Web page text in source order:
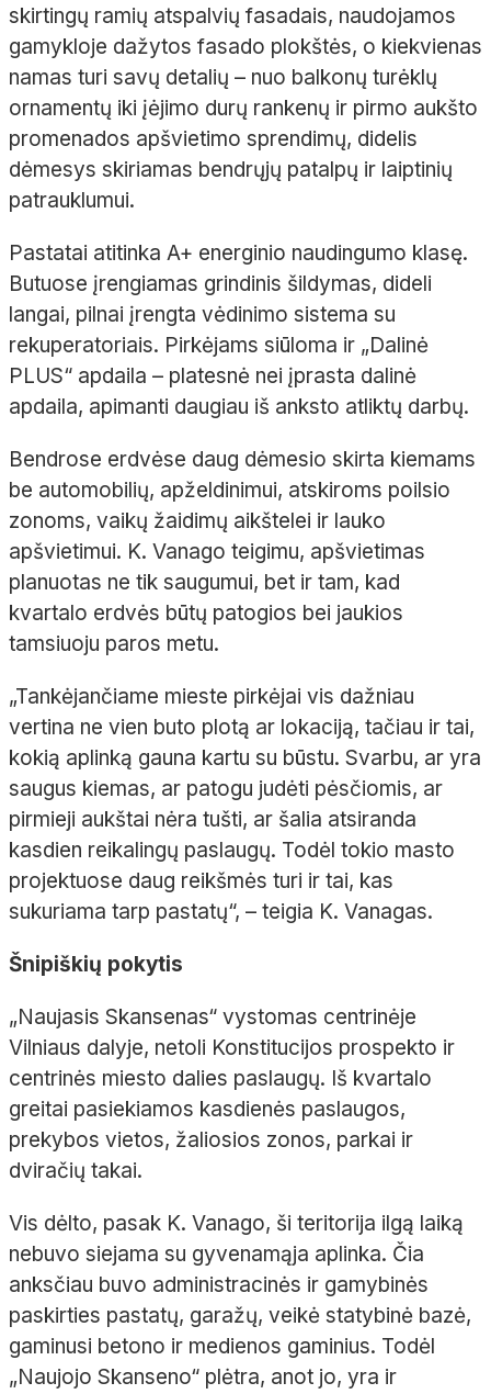
skirtingų ramių atspalvių fasadais, naudojamos
gamykloje dažytos fasado plokštės, o kiekvienas
namas turi savų detalių – nuo balkonų turėklų
ornamentų iki įėjimo durų rankenų ir pirmo aukšto
promenados apšvietimo sprendimų, didelis
dėmesys skiriamas bendrųjų patalpų ir laiptinių
patrauklumui.
Pastatai atitinka A+ energinio naudingumo klasę.
Butuose įrengiamas grindinis šildymas, dideli
langai, pilnai įrengta vėdinimo sistema su
rekuperatoriais. Pirkėjams siūloma ir „Dalinė
PLUS“ apdaila – platesnė nei įprasta dalinė
apdaila, apimanti daugiau iš anksto atliktų darbų.
Bendrose erdvėse daug dėmesio skirta kiemams
be automobilių, apželdinimui, atskiroms poilsio
zonoms, vaikų žaidimų aikštelei ir lauko
apšvietimui. K. Vanago teigimu, apšvietimas
planuotas ne tik saugumui, bet ir tam, kad
kvartalo erdvės būtų patogios bei jaukios
tamsiuoju paros metu.
„Tankėjančiame mieste pirkėjai vis dažniau
vertina ne vien buto plotą ar lokaciją, tačiau ir tai,
kokią aplinką gauna kartu su būstu. Svarbu, ar yra
saugus kiemas, ar patogu judėti pėsčiomis, ar
pirmieji aukštai nėra tušti, ar šalia atsiranda
kasdien reikalingų paslaugų. Todėl tokio masto
projektuose daug reikšmės turi ir tai, kas
sukuriama tarp pastatų“, – teigia K. Vanagas.
Šnipiškių pokytis
„Naujasis Skansenas“ vystomas centrinėje
Vilniaus dalyje, netoli Konstitucijos prospekto ir
centrinės miesto dalies paslaugų. Iš kvartalo
greitai pasiekiamos kasdienės paslaugos,
prekybos vietos, žaliosios zonos, parkai ir
dviračių takai.
Vis dėlto, pasak K. Vanago, ši teritorija ilgą laiką
nebuvo siejama su gyvenamąja aplinka. Čia
anksčiau buvo administracinės ir gamybinės
paskirties pastatų, garažų, veikė statybinė bazė,
gaminusi betono ir medienos gaminius. Todėl
„Naujojo Skanseno“ plėtra, anot jo, yra ir